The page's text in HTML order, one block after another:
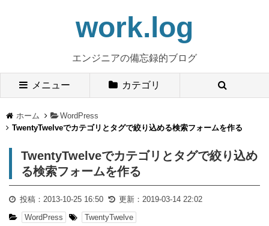
work.log
エンジニアの備忘録的ブログ
メニュー カテゴリ
ホーム
WordPress
TwentyTwelveでカテゴリとタグで絞り込める検索フォームを作る
TwentyTwelveでカテゴリとタグで絞り込め
る検索フォームを作る
投稿： 2013-10-25 16:50 更新： 2019-03-14 22:02
WordPress
TwentyTwelve